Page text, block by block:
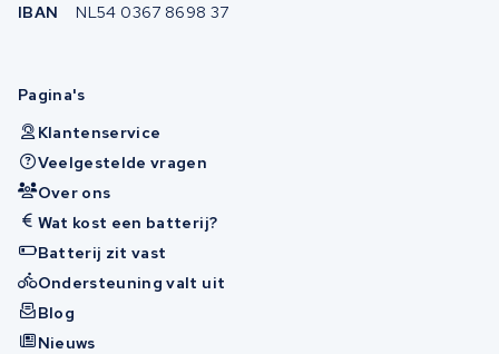
IBAN
NL54 0367 8698 37
Pagina's
Klantenservice
Veelgestelde vragen
Over ons
Wat kost een batterij?
Batterij zit vast
Ondersteuning valt uit
Blog
Nieuws